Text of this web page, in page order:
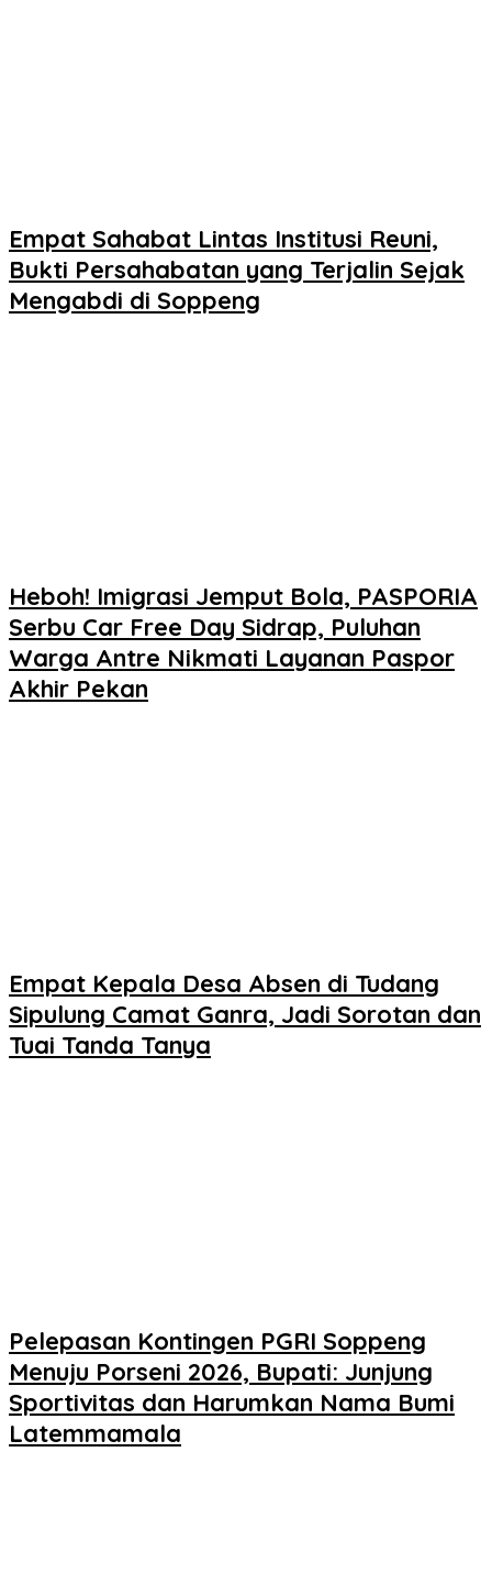
Empat Sahabat Lintas Institusi Reuni,
Bukti Persahabatan yang Terjalin Sejak
Mengabdi di Soppeng
Heboh! Imigrasi Jemput Bola, PASPORIA
Serbu Car Free Day Sidrap, Puluhan
Warga Antre Nikmati Layanan Paspor
Akhir Pekan
Empat Kepala Desa Absen di Tudang
Sipulung Camat Ganra, Jadi Sorotan dan
Tuai Tanda Tanya
Pelepasan Kontingen PGRI Soppeng
Menuju Porseni 2026, Bupati: Junjung
Sportivitas dan Harumkan Nama Bumi
Latemmamala